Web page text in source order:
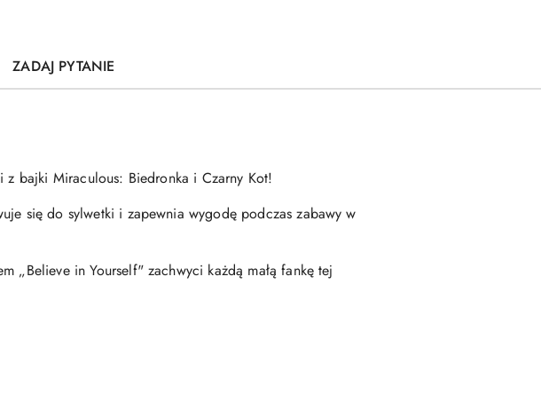
ZADAJ PYTANIE
bajki Miraculous: Biedronka i Czarny Kot!
się do sylwetki i zapewnia wygodę podczas zabawy w
„Believe in Yourself" zachwyci każdą małą fankę tej